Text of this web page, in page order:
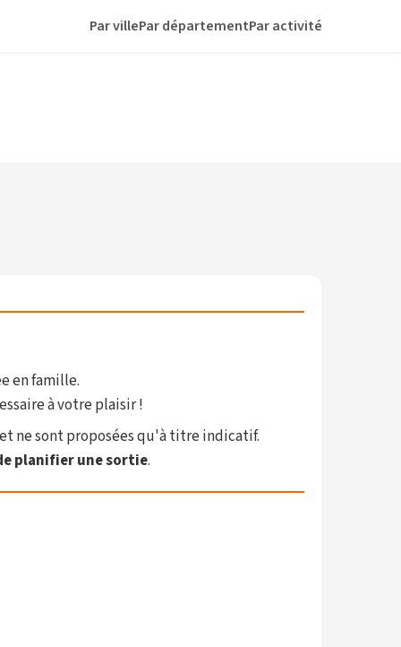
Par villePar départementPar activité
en famille.
à votre plaisir !
ne sont proposées qu'à titre indicatif.
planifier une sortie.